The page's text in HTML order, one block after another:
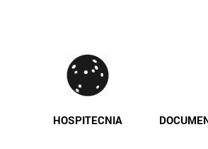
HOSPITECNIA